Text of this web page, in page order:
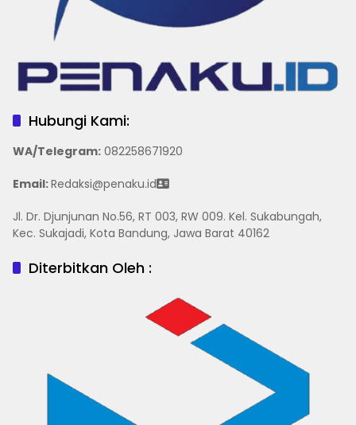
Hubungi Kami:
WA/Telegram: 082258671920
Email:Redaksi@penaku.id
Jl. Dr. Djunjunan No.56, RT 003, RW 009. Kel. Sukabungah,
Kec. Sukajadi, Kota Bandung, Jawa Barat 40162
Diterbitkan Oleh :